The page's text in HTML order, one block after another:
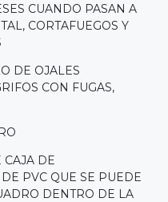
CUANDO PASAN A
CORTAFUEGOS Y
DE OJALES
CON FUGAS,
DE
PVC QUE SE PUEDE
DENTRO DE LA